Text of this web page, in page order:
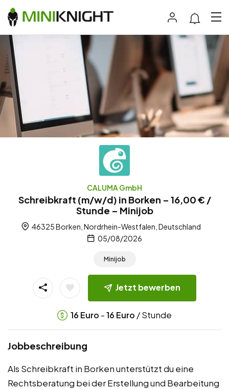
CALUMA GmbH
Schreibkraft (m/w/d) in Borken – 16,00 € /
Stunde – Minijob
46325 Borken, Nordrhein-Westfalen, Deutschland
05/08/2026
Minijob
Jetzt bewerben
16 Euro -16 Euro / Stunde
Jobbeschreibung
Als Schreibkraft in Borken unterstützt du eine
Rechtsberatung bei der Erstellung und Bearbeitung